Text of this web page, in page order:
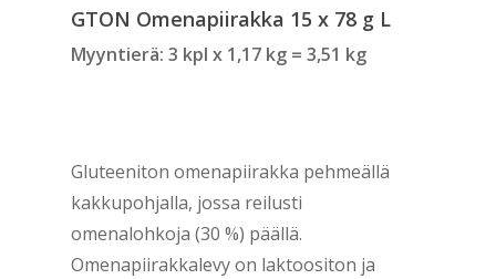
GTON Omenapiirakka 15 x 78 g L
Myyntierä: 3 kpl x 1,17 kg = 3,51 kg
Gluteeniton omenapiirakka pehmeällä
kakkupohjalla, jossa reilusti
omenalohkoja (30 %) päällä.
Omenapiirakkalevy on laktoositon ja